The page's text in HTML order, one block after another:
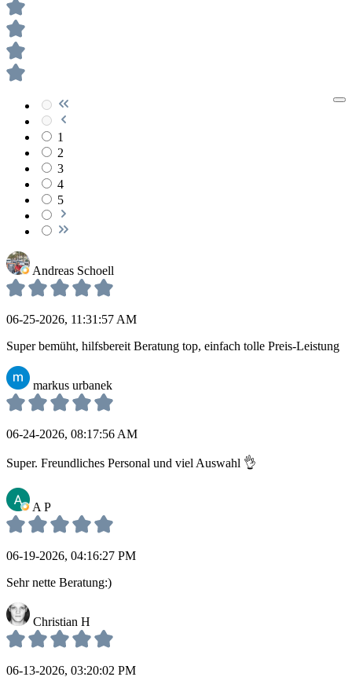
1
2
3
4
5
Andreas Schoell
06-25-2026, 11:31:57 AM
Super bemüht, hilfsbereit Beratung top, einfach tolle Preis-Leistung
markus urbanek
06-24-2026, 08:17:56 AM
Super. Freundliches Personal und viel Auswahl 👌
A P
06-19-2026, 04:16:27 PM
Sehr nette Beratung:)
Christian H
06-13-2026, 03:20:02 PM